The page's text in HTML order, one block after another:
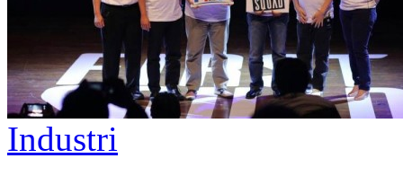
Industri